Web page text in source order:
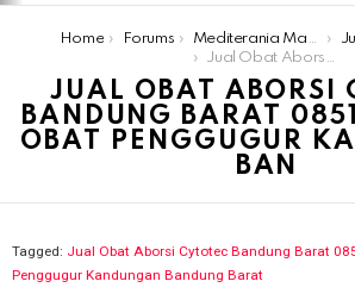
You are here:
Home Forums Mediterania Marina Residences
Jual
Jual Obat Aborsi Cytotec Bandung Barat 085180634797 Obat Penggugur Kandungan Ban
JUAL OBAT ABORSI
BANDUNG BARAT
OBAT PENGGUGUR
BAN
Tagged: Jual Obat Aborsi Cytotec Bandung Barat
Penggugur Kandungan Bandung Barat